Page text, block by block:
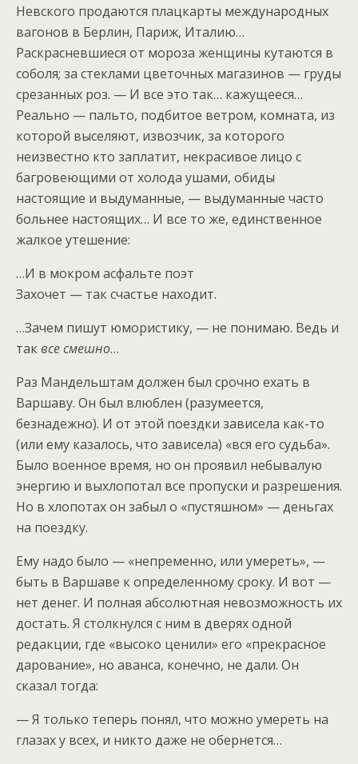
Невского продаются плацкарты международных
вагонов в Берлин, Париж, Италию…
Раскрасневшиеся от мороза женщины кутаются в
соболя; за стеклами цветочных магазинов — груды
срезанных роз. — И все это так… кажущееся…
Реально — пальто, подбитое ветром, комната, из
которой выселяют, извозчик, за которого
неизвестно кто заплатит, некрасивое лицо с
багровеющими от холода ушами, обиды
настоящие и выдуманные, — выдуманные часто
больнее настоящих… И все то же, единственное
жалкое утешение:
…И в мокром асфальте поэт
Захочет — так счастье находит.
…Зачем пишут юмористику, — не понимаю. Ведь и
таквсе смешно…
Раз Мандельштам должен был срочно ехать в
Варшаву. Он был влюблен (разумеется,
безнадежно). И от этой поездки зависела как-то
(или ему казалось, что зависела) «вся его судьба».
Было военное время, но он проявил небывалую
энергию и выхлопотал все пропуски и разрешения.
Но в хлопотах он забыл о «пустяшном» — деньгах
на поездку.
Ему надо было — «непременно, или умереть», —
быть в Варшаве к определенному сроку. И вот —
нет денег. И полная абсолютная невозможность их
достать. Я столкнулся с ним в дверях одной
редакции, где «высоко ценили» его «прекрасное
дарование», но аванса, конечно, не дали. Он
сказал тогда:
— Я только теперь понял, что можно умереть на
глазах у всех, и никто даже не обернется…